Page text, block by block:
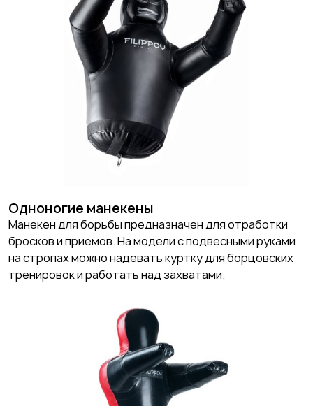
Одноногие манекены
Манекен для борьбы предназначен для отработки
бросков и приемов. На модели с подвесными руками
на стропах можно надевать куртку для борцовских
тренировок и работать над захватами.